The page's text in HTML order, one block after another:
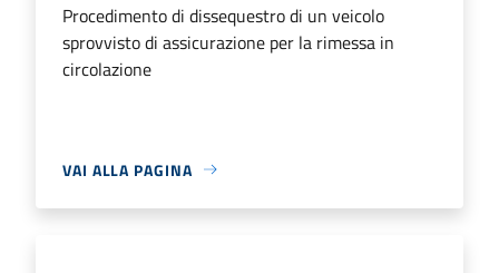
Procedimento di dissequestro di un veicolo
sprovvisto di assicurazione per la rimessa in
circolazione
VAI ALLA PAGINA